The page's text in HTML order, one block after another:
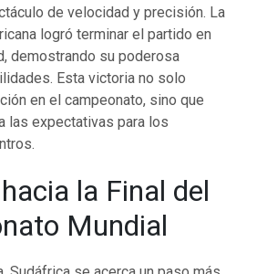
de velocidad y precisión. La
logró terminar el partido en
demostrando su poderosa
Esta victoria no solo
en el campeonato, sino que
las expectativas para los
la Final del
Mundial